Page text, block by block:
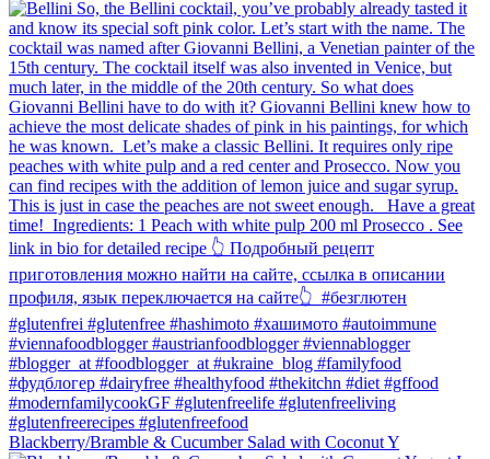
Blackberry/Bramble & Cucumber Salad with Coconut Y